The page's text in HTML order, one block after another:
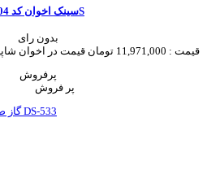
سینک اخوان کد 304S
بدون رای
قیمت : 11,971,000 تومان قیمت در اخوان
پرفروش